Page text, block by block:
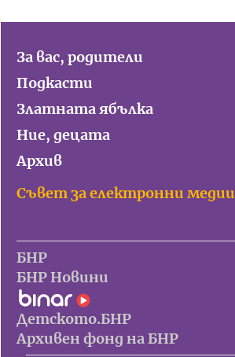
За вас, родители
Подкасти
Златната ябълка
Ние, децата
Архив
Съвет за електронни медии
БНР
БНР Новини
Детското.БНР
Архивен фонд на БНР